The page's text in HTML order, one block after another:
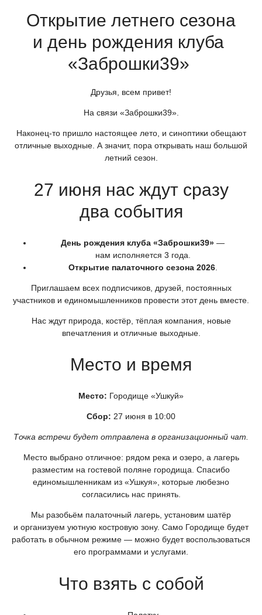
Открытие летнего сезона
и день рождения клуба
«Заброшки39»
Друзья, всем привет!
На связи «Заброшки39».
Наконец-то пришло настоящее лето, и синоптики обещают
отличные выходные. А значит, пора открывать наш большой
летний сезон.
27 июня нас ждут сразу
два события
День рождения клуба «Заброшки39» —
нам исполняется 3 года.
Открытие палаточного сезона 2026.
Приглашаем всех подписчиков, друзей, постоянных
участников и единомышленников провести этот день вместе.
Нас ждут природа, костёр, тёплая компания, новые
впечатления и отличные выходные.
Место и время
Место: Городище «Ушкуй»
Сбор: 27 июня в 10:00
Точка встречи будет отправлена в организационный чат.
Место выбрано отличное: рядом река и озеро, а лагерь
разместим на гостевой поляне городища. Спасибо
единомышленникам из «Ушкуя», которые любезно
согласились нас принять.
Мы разобьём палаточный лагерь, установим шатёр
и организуем уютную костровую зону. Само Городище будет
работать в обычном режиме — можно будет воспользоваться
его программами и услугами.
Что взять с собой